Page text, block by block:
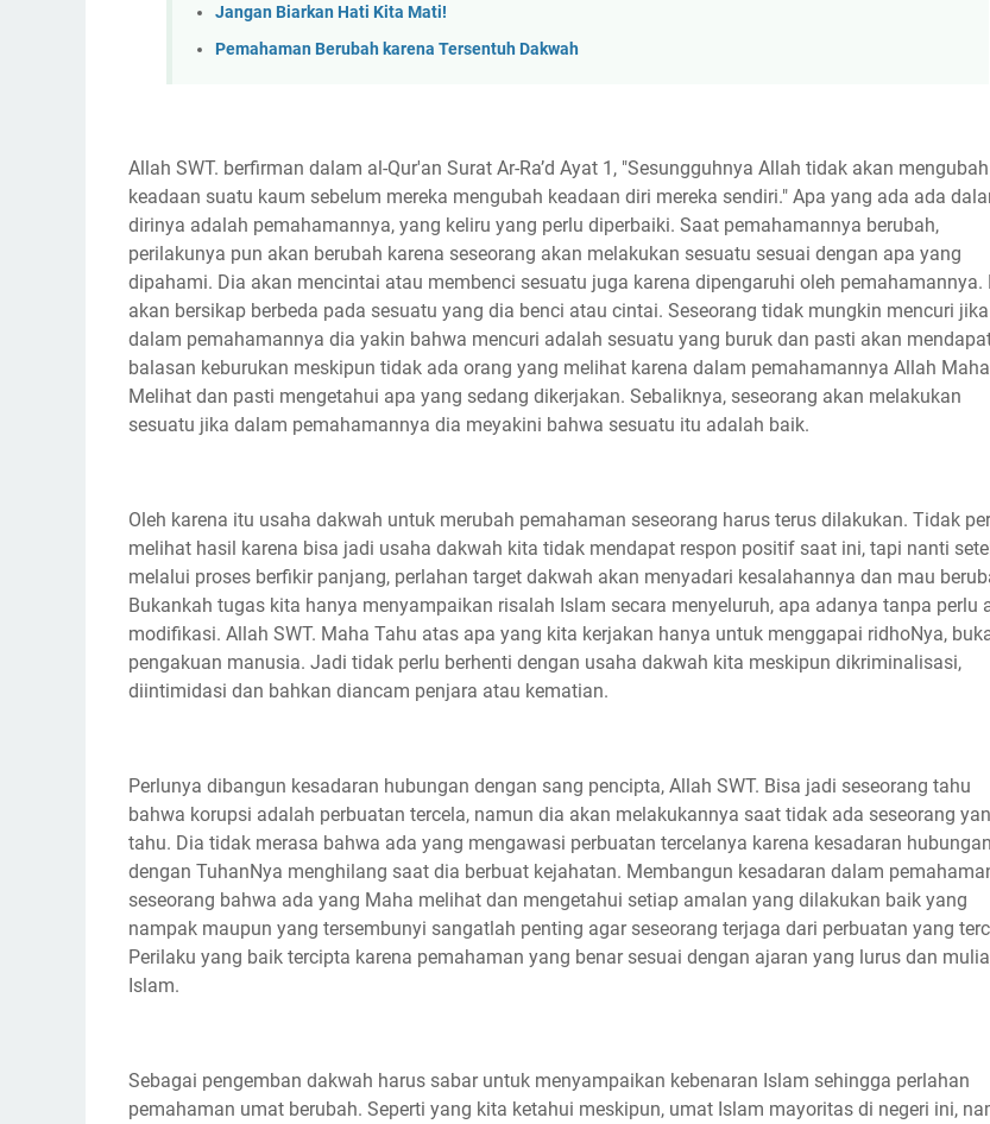
Jangan Biarkan Hati Kita Mati!
Pemahaman Berubah karena Tersentuh Dakwah
Allah SWT. berfirman dalam al-Qur'an Surat Ar-Ra’d Ayat 1, "Sesungguhnya Allah tidak akan mengubah
keadaan suatu kaum sebelum mereka mengubah keadaan diri mereka sendiri." Apa yang ada ada
dirinya adalah pemahamannya, yang keliru yang perlu diperbaiki. Saat pemahamannya berubah,
perilakunya pun akan berubah karena seseorang akan melakukan sesuatu sesuai dengan apa yang
dipahami. Dia akan mencintai atau membenci sesuatu juga karena dipengaruhi oleh pemahamannya.
akan bersikap berbeda pada sesuatu yang dia benci atau cintai. Seseorang tidak mungkin mencuri jika
dalam pemahamannya dia yakin bahwa mencuri adalah sesuatu yang buruk dan pasti akan
balasan keburukan meskipun tidak ada orang yang melihat karena dalam pemahamannya Allah Maha
Melihat dan pasti mengetahui apa yang sedang dikerjakan. Sebaliknya, seseorang akan melakukan
sesuatu jika dalam pemahamannya dia meyakini bahwa sesuatu itu adalah baik.
Oleh karena itu usaha dakwah untuk merubah pemahaman seseorang harus terus dilakukan. Tidak
melihat hasil karena bisa jadi usaha dakwah kita tidak mendapat respon positif saat ini, tapi nanti
melalui proses berfikir panjang, perlahan target dakwah akan menyadari kesalahannya dan mau
Bukankah tugas kita hanya menyampaikan risalah Islam secara menyeluruh, apa adanya tanpa perlu
modifikasi. Allah SWT. Maha Tahu atas apa yang kita kerjakan hanya untuk menggapai ridhoNya,
pengakuan manusia. Jadi tidak perlu berhenti dengan usaha dakwah kita meskipun dikriminalisasi,
diintimidasi dan bahkan diancam penjara atau kematian.
Perlunya dibangun kesadaran hubungan dengan sang pencipta, Allah SWT. Bisa jadi seseorang tahu
bahwa korupsi adalah perbuatan tercela, namun dia akan melakukannya saat tidak ada seseorang
tahu. Dia tidak merasa bahwa ada yang mengawasi perbuatan tercelanya karena kesadaran hubungan
dengan TuhanNya menghilang saat dia berbuat kejahatan. Membangun kesadaran dalam
seseorang bahwa ada yang Maha melihat dan mengetahui setiap amalan yang dilakukan baik yang
nampak maupun yang tersembunyi sangatlah penting agar seseorang terjaga dari perbuatan yang
Perilaku yang baik tercipta karena pemahaman yang benar sesuai dengan ajaran yang lurus dan
Islam.
Sebagai pengemban dakwah harus sabar untuk menyampaikan kebenaran Islam sehingga perlahan
pemahaman umat berubah. Seperti yang kita ketahui meskipun, umat Islam mayoritas di negeri ini,